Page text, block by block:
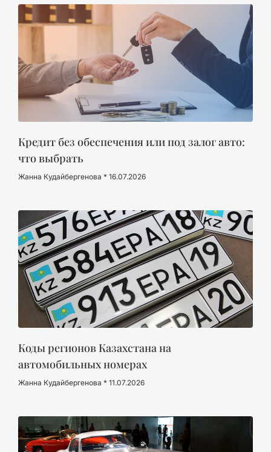
Кредит без обеспечения или под залог авто:
что выбрать
Жанна Кудайбергенова 16.07.2026
Коды регионов Казахстана на
автомобильных номерах
Жанна Кудайбергенова 11.07.2026